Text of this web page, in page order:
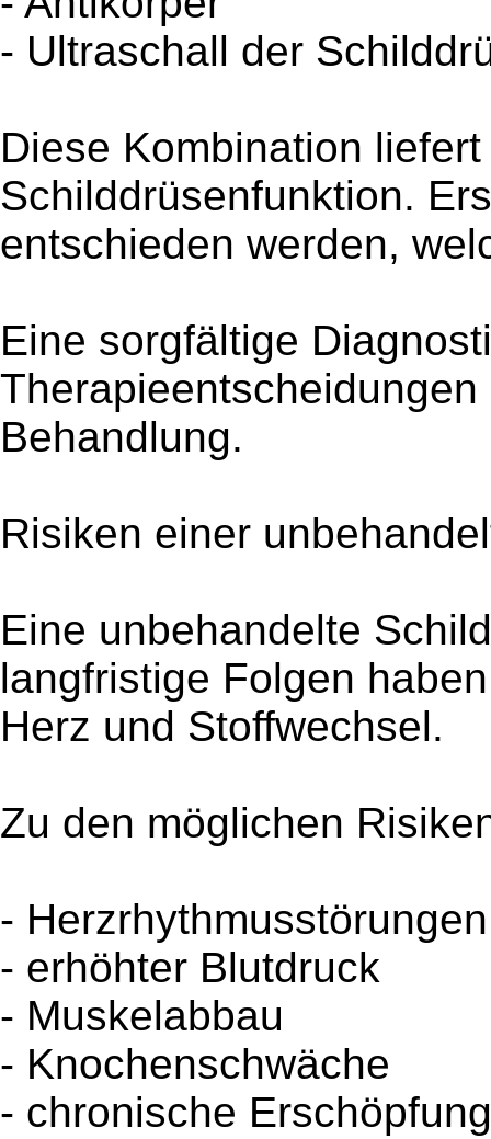
- Ultraschall der
Diese Kombination
Schilddrüsenfunktion.
entschieden werden,
Eine sorgfältige
Behandlung.
Risiken einer
Eine unbehandelte
langfristige Folgen
Herz und Stoffwechsel.
Zu den möglichen
- Herzrhythmusstörungen
- erhöhter Blutdruck
- Muskelabbau
- Knochenschwäche
- chronische